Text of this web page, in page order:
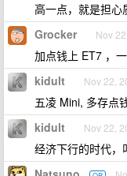
高一点，就是担心
Grocker Nov
加点钱上 ET7 ，
kidult Nov 22,
五凌 Mini, 多存点
kidult Nov 22,
经济下行的时代，